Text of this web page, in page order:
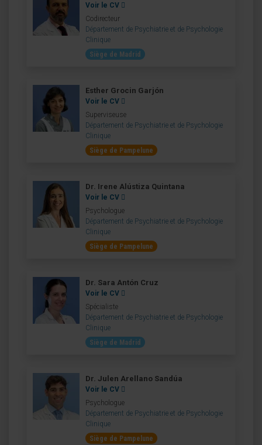
Voir le CV
Codirecteur
Département de Psychiatrie et de Psychologie
Clinique
Siège de Madrid
Esther Grocin Garjón
Voir le CV
Superviseuse
Département de Psychiatrie et de Psychologie
Clinique
Siège de Pampelune
Dr. Irene Alústiza Quintana
Voir le CV
Psychologue
Département de Psychiatrie et de Psychologie
Clinique
Siège de Pampelune
Dr. Sara Antón Cruz
Voir le CV
Spécialiste
Département de Psychiatrie et de Psychologie
Clinique
Siège de Madrid
Dr. Julen Arellano Sandúa
Voir le CV
Psychologue
Département de Psychiatrie et de Psychologie
Clinique
Siège de Pampelune